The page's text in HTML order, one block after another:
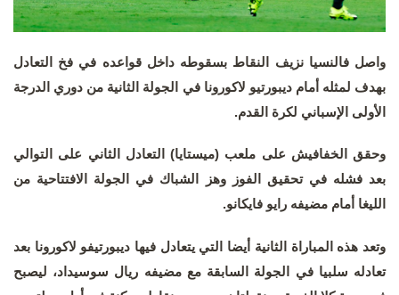
واصل فالنسيا نزيف النقاط بسقوطه داخل قواعده في فخ التعادل
بهدف لمثله أمام ديبورتيو لاكورونا في الجولة الثانية من دوري الدرجة
الأولى الإسباني لكرة القدم.
وحقق الخفافيش على ملعب (ميستايا) التعادل الثاني على التوالي
بعد فشله في تحقيق الفوز وهز الشباك في الجولة الافتتاحية من
الليغا أمام مضيفه رايو فايكانو.
وتعد هذه المباراة الثانية أيضا التي يتعادل فيها ديبورتيفو لاكورونا بعد
تعادله سلبيا في الجولة السابقة مع مضيفه ريال سوسيداد، ليصبح